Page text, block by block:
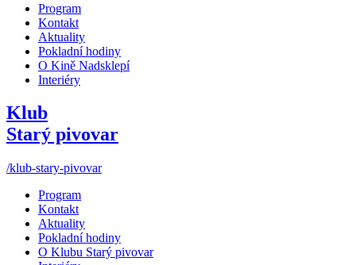
Program
Kontakt
Aktuality
Pokladní hodiny
O Kině Nadsklepí
Interiéry
Klub
Starý pivovar
/klub-stary-pivovar
Program
Kontakt
Aktuality
Pokladní hodiny
O Klubu Starý pivovar